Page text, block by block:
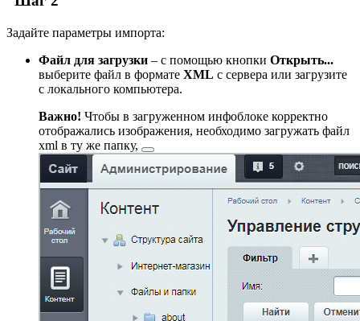
Задайте параметры импорта:
Файл для загрузки – с помощью кнопки Открыть...
выберите файл в формате XML с сервера или загрузите
с локального компьютера.
Важно! Чтобы в загруженном инфоблоке корректно
отображались изображения, необходимо загружать файл
xml в ту же папку,